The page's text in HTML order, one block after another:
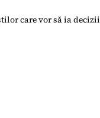
care vor să ia decizii